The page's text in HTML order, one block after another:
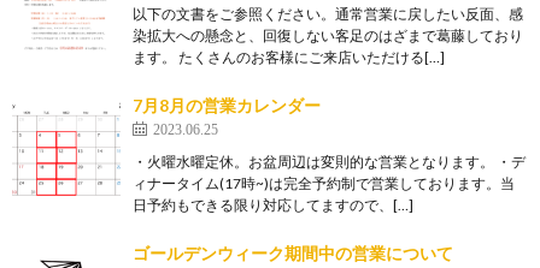
以下の文書をご参照ください。通常営業に戻したい反面、感
染拡大への懸念と、回復しない客足のはざまで葛藤しており
ます。 たくさんのお客様にご来店いただける[…]
7月8月の営業カレンダー
2023.06.25
・火曜水曜定休。お盆周辺は変則的な営業となります。 ・デ
ィナータイム(17時~)は完全予約制で営業しております。当
日予約もできる限り対応してますので、[…]
ゴールデンウィーク期間中の営業について